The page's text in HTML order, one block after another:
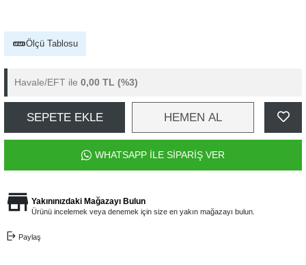
Ölçü Tablosu
Havale/EFT ile 0,00 TL (%3)
SEPETE EKLE HEMEN AL
WHATSAPP İLE SİPARİŞ VER
Yakınınızdaki Mağazayı Bulun
Ürünü incelemek veya denemek için size en yakın mağazayı bulun.
Paylaş